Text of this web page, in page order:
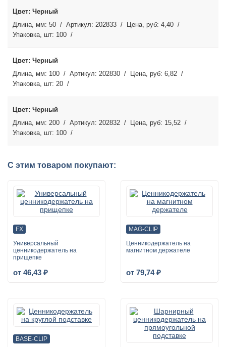
Черный
50
202833
4,40
100
Черный
100
202830
6,82
20
Черный
200
202832
15,52
100
С этим товаром покупают:
FX
Универсальный
ценникодержатель на
прищепке
от 46,43 ₽
MAG-CLIP
Ценникодержатель на
магнитном держателе
от 79,74 ₽
BASE-CLIP